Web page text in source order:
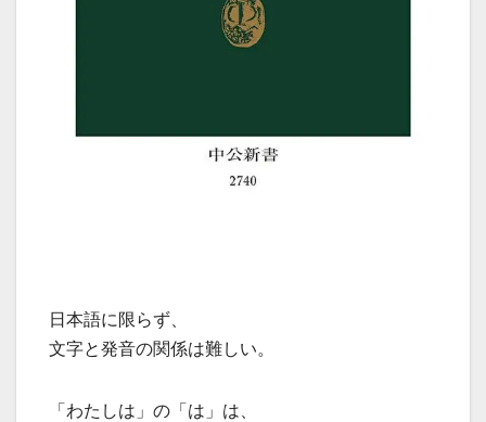
日本語に限らず、
文字と発音の関係は難しい。
「わたしは」の「は」は、